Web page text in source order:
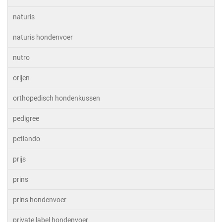
naturis
naturis hondenvoer
nutro
orijen
orthopedisch hondenkussen
pedigree
petlando
prijs
prins
prins hondenvoer
private label hondenvoer